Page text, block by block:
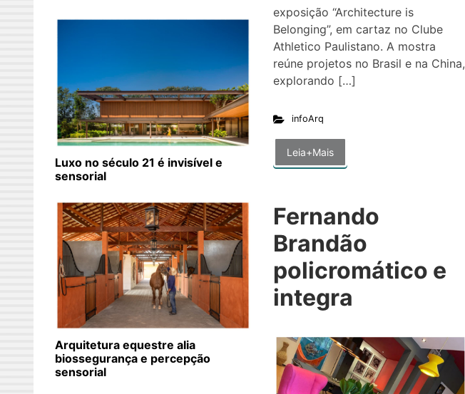
exposição “Architecture is
Belonging”, em cartaz no Clube
Athletico Paulistano. A mostra
reúne projetos no Brasil e na China,
explorando […]
infoArq
Leia+Mais
Fernando
Brandão
policromático e
integra
Luxo no século 21 é invisível e
sensorial
Arquitetura equestre alia
biossegurança e percepção
sensorial